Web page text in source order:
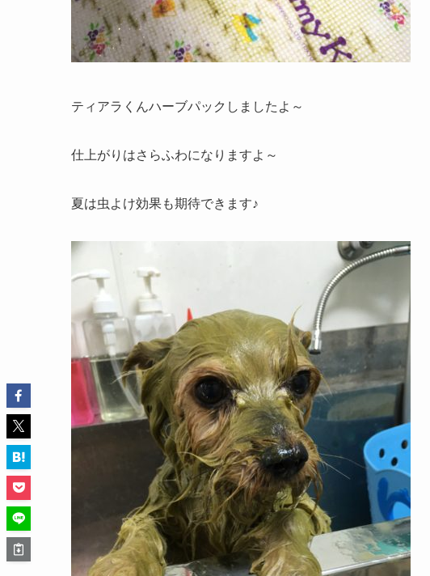
ティアラくんハーブパックしましたよ～
仕上がりはさらふわになりますよ～
夏は虫よけ効果も期待できます♪